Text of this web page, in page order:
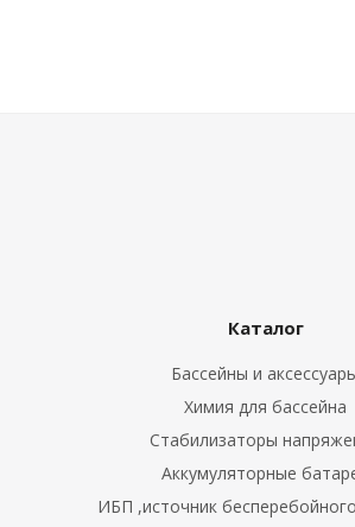
Каталог
Бассейны и
Химия для бассейна
Стабилизаторы
Аккумуляторные
ИБП ,источник